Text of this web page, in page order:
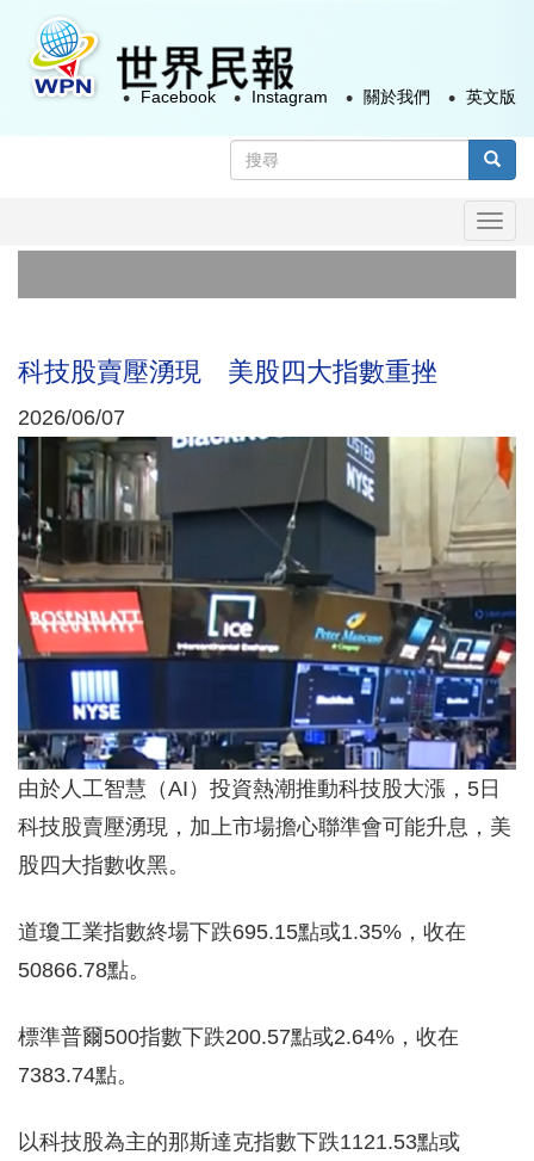
容
搜
尋
Facebook Instagram 關於我們 英文版
科技股賣壓湧現 美股四大指數重挫
2026/06/07
由於人工智慧（AI）投資熱潮推動科技股大漲，5日
科技股賣壓湧現，加上市場擔心聯準會可能升息，美
股四大指數收黑。
道瓊工業指數終場下跌695.15點或1.35%，收在
50866.78點。
標準普爾500指數下跌200.57點或2.64%，收在
7383.74點。
以科技股為主的那斯達克指數下跌1121.53點或